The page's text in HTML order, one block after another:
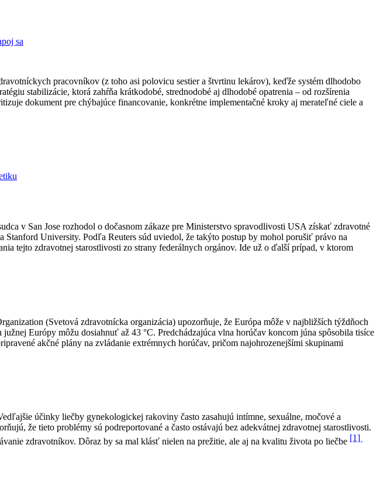
sa
pracovníkov (z toho asi polovicu sestier a štvrtinu lekárov), keďže systém dlhodobo
stabilizácie, ktorá zahŕňa krátkodobé, strednodobé aj dlhodobé opatrenia – od rozšírenia
dokument pre chýbajúce financovanie, konkrétne implementačné kroky aj merateľné ciele a
v San Jose rozhodol o dočasnom zákaze pre Ministerstvo spravodlivosti USA získať zdravotné
University. Podľa Reuters súd uviedol, že takýto postup by mohol porušiť právo na
tejto zdravotnej starostlivosti zo strany federálnych orgánov. Ide už o ďalší prípad, v ktorom
(Svetová zdravotnícka organizácia) upozorňuje, že Európa môže v najbližších týždňoch
Európy môžu dosiahnuť až 43 °C. Predchádzajúca vlna horúčav koncom júna spôsobila tisíce
akčné plány na zvládanie extrémnych horúčav, pričom najohrozenejšími skupinami
účinky liečby gynekologickej rakoviny často zasahujú intímne, sexuálne, močové a
že tieto problémy sú podreportované a často ostávajú bez adekvátnej zdravotnej starostlivosti.
zdravotníkov. Dôraz by sa mal klásť nielen na prežitie, ale aj na kvalitu života po liečbe [1]